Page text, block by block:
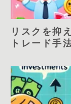
リスクを抑
トレード手